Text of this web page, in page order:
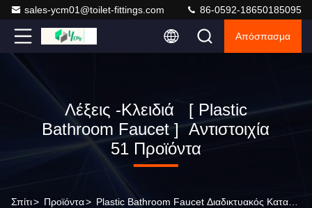
sales-ycm01@toilet-fittings.com 86-0592-18650185095
Απόσπασμα
Λέξεις -κλειδιά [ Plastic
Bathroom Faucet ] Αντιστοιχία
51 Προϊόντα
Σπίτι> Προϊόντα>